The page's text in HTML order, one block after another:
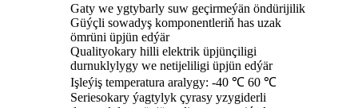
Gaty we ygtybarly suw geçirmeýän öndürijilik
Güýçli sowadyş komponentleriň has uzak
ömrüni üpjün edýär
Qualityokary hilli elektrik üpjünçiligi
durnuklylygy we netijeliligi üpjün edýär
Işleýiş temperatura aralygy: -40 ℃ 60 ℃
Seriesokary ýagtylyk çyrasy yzygiderli